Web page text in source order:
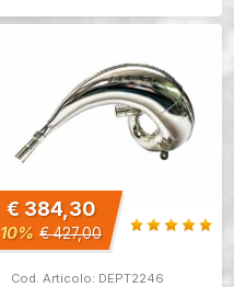
€ 384,30
10% € 427,00
Cod. Articolo: DEPT2246